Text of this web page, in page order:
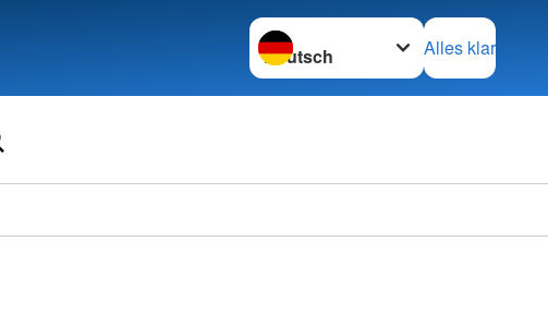
Sprache wechseln zu
Alles klar